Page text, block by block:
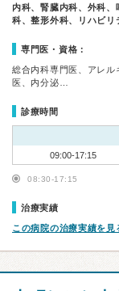
内科、腎臓内科、外科
科、整形外科、リハビ
専門医・資格：
総合内科専門医、アレル
医、内分泌…
診療時間
09:00-17:15
08:30-17:15
治療実績
この病院の治療実績を見